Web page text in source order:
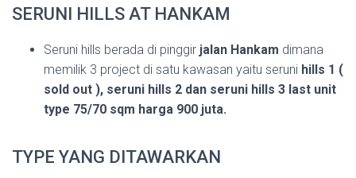
SERUNI HILLS AT HANKAM
Seruni hills berada di pinggir jalan Hankam dimana
memilik 3 project di satu kawasan yaitu seruni hills 1 (
sold out ), seruni hills 2 dan seruni hills 3 last unit
type 75/70 sqm harga 900 juta.
TYPE YANG DITAWARKAN